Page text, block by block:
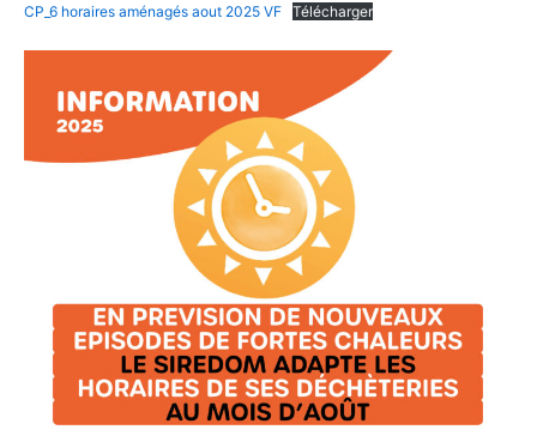
CP_6 horaires aménagés aout 2025 VF Télécharger